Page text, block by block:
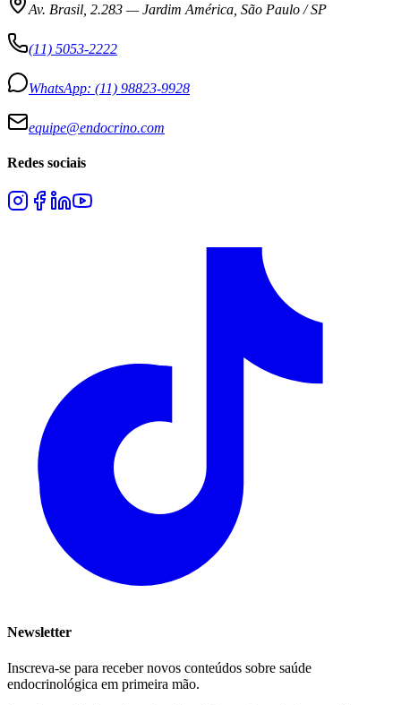
Av. Brasil, 2.283 —Jardim América, São Paulo / SP
(11) 5053-2222
WhatsApp: (11) 98823-9928
equipe@endocrino.com
Redes sociais
Newsletter
Inscreva-se para receber novos conteúdos sobre saúde
endocrinológica em primeira mão.